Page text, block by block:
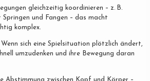
gleichzeitig koordinieren – z. B.
und Fangen – das macht
komplex.
Wenn sich eine Spielsituation plötzlich ändert,
umzudenken und ihre Bewegung daran
Abstimmung zwischen Kopf und Körper –